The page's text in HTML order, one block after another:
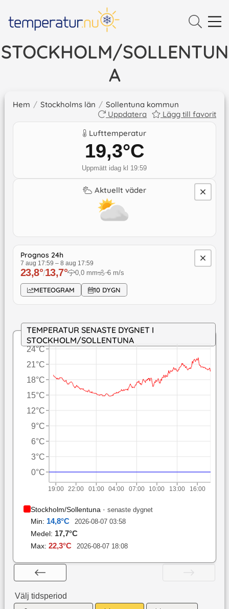
STOCKHOLM/SOLLENTUN
A
Hem / Stockholms län / Sollentuna kommun
Uppdatera
Lägg till favorit
Lufttemperatur
19,3°C
Uppmätt idag kl 19:59
Aktuellt väder
Prognos 24h
7 aug 17:59 – 8 aug 17:59
23,8°/13,7° 0,0 mm ↓6 m/s
METEOGRAM 10 DYGN
TEMPERATUR SENASTE DYGNET I
STOCKHOLM/SOLLENTUNA
19:00 22:00 01:00 04:00 07:00 10:00 13:00 16:00
0°C
3°C
6°C
9°C
12°C
15°C
18°C
21°C
24°C
Stockholm/Sollentuna· senaste dygnet
Min: 14,8°C 2026-08-07 03:58
Medel: 17,7°C
Max: 22,3°C 2026-08-07 18:08
Välj tidsperiod